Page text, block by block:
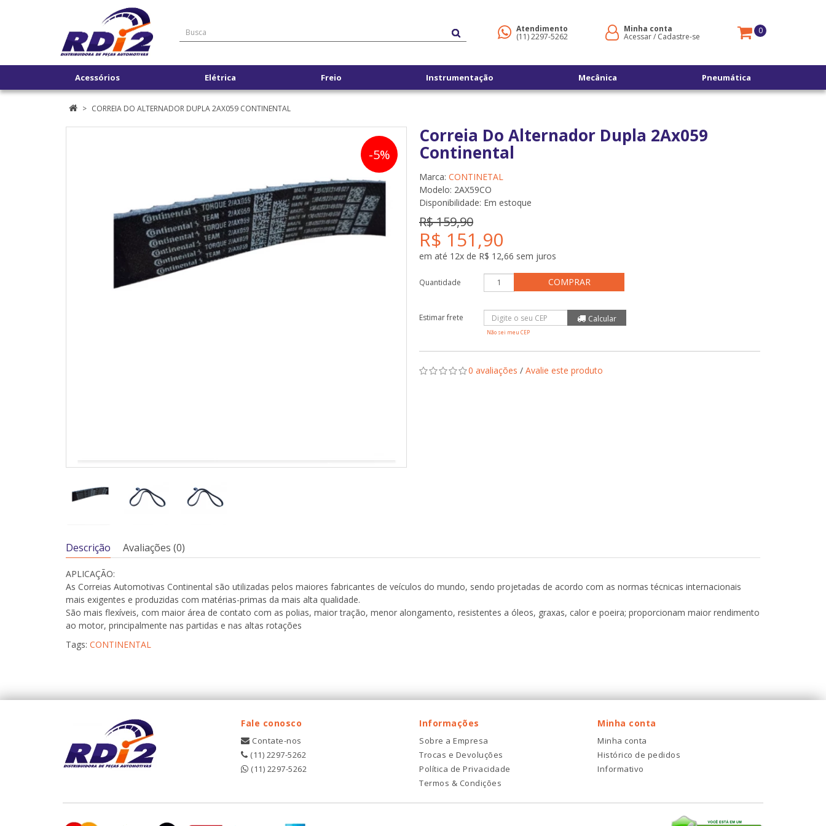
Atendimento
(11) 2297-5262
Minha conta
Acessar/ Cadastre-se
0
Acessórios Elétrica Freio Instrumentação Mecânica Pneumática
CORREIA DO ALTERNADOR DUPLA 2AX059 CONTINENTAL
-5%
Correia Do Alternador Dupla 2Ax059
Continental
Marca: CONTINETAL
Modelo: 2AX59CO
Disponibilidade: Em estoque
R$ 159,90
R$ 151,90
em até 12x de R$ 12,66 sem juros
Quantidade COMPRAR
Não sei meu CEP
0 avaliações / Avalie este produto
Descrição Avaliações (0)
APLICAÇÃO:
As Correias Automotivas Continental são utilizadas pelos maiores fabricantes de veículos do mundo, sendo projetadas de acordo com as normas técnicas internacionais
mais exigentes e produzidas com matérias-primas da mais alta qualidade.
São mais flexíveis, com maior área de contato com as polias, maior tração, menor alongamento, resistentes a óleos, graxas, calor e poeira; proporcionam maior rendimento
ao motor, principalmente nas partidas e nas altas rotações
Tags: CONTINENTAL
Fale conosco
Contate-nos
(11) 2297-5262
(11) 2297-5262
Informações
Sobre a Empresa
Trocas e Devoluções
Política de Privacidade
Termos & Condições
Minha conta
Minha conta
Histórico de pedidos
Informativo